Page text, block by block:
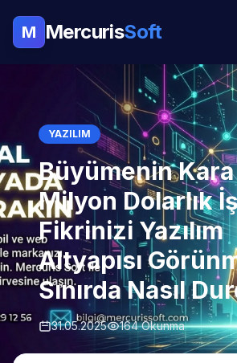
M MercurisSoft
YAZILIM
Büyümenin
Milyon Dolarlık İş
Fikrinizi Yazılım
Altyapısı
Sınırda Nasıl
31.05.2025 164 Okunma